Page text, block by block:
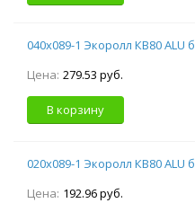
040х089-1 Экоролл КВ80
Цена: 279.53 руб.
В корзину
020х089-1 Экоролл КВ80
Цена: 192.96 руб.